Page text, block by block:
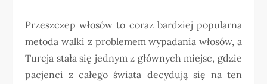
Przeszczep włosów to coraz bardziej popularna
metoda walki z problemem wypadania włosów, a
Turcja stała się jednym z głównych miejsc, gdzie
pacjenci z całego świata decydują się na ten